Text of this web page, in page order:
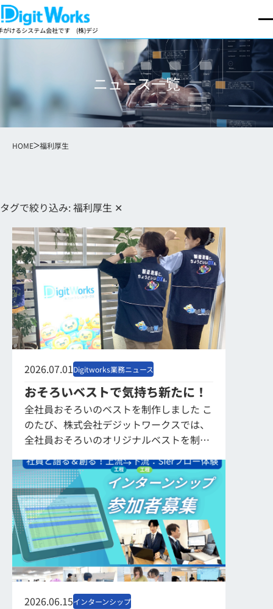
(株)デジットワークスは製造業向け基幹業務パッケージの開発・販売を手がけるシ
ム会社です
ニュース一覧
HOME 福利厚生
タグで絞り込み:福利厚生 ✕
2026.07.01Digitworks業務ニュース
おそろいベストで気持ち新たに！
全社員おそろいのベストを制作しました こ
のたび、株式会社デジットワークスでは、
全社員おそろいのオリジナルベストを制作
展時や、地域の奉仕活動などの際に着用し
ていく...
2026.06.15インターンシップ